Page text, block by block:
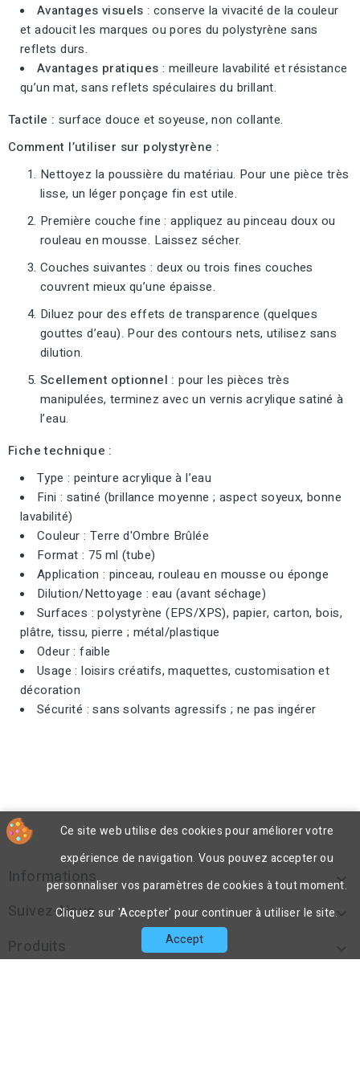
Avantages visuels : conserve la vivacité de la couleur
et adoucit les marques ou pores du polystyrène sans
reflets durs.
Avantages pratiques : meilleure lavabilité et résistance
qu’un mat, sans reflets spéculaires du brillant.
Tactile : surface douce et soyeuse, non collante.
Comment l’utiliser sur polystyrène :
Nettoyez la poussière du matériau. Pour une pièce très
lisse, un léger ponçage fin est utile.
Première couche fine : appliquez au pinceau doux ou
rouleau en mousse. Laissez sécher.
Couches suivantes : deux ou trois fines couches
couvrent mieux qu’une épaisse.
Diluez pour des effets de transparence (quelques
gouttes d’eau). Pour des contours nets, utilisez sans
dilution.
Scellement optionnel : pour les pièces très
manipulées, terminez avec un vernis acrylique satiné à
l’eau.
Fiche technique :
Type : peinture acrylique à l’eau
Fini : satiné (brillance moyenne ; aspect soyeux, bonne
lavabilité)
Couleur : Terre d'Ombre Brûlée
Format : 75 ml (tube)
Application : pinceau, rouleau en mousse ou éponge
Dilution/Nettoyage : eau (avant séchage)
Surfaces : polystyrène (EPS/XPS), papier, carton, bois,
plâtre, tissu, pierre ; métal/plastique
Odeur : faible
Usage : loisirs créatifs, maquettes, customisation et
décoration
Sécurité : sans solvants agressifs ; ne pas ingérer
Informations 
Suivez-Nous 
Produits 
Ce site web utilise des cookies pour améliorer votre
expérience de navigation. Vous pouvez accepter ou
personnaliser vos paramètres de cookies à tout moment.
Cliquez sur 'Accepter' pour continuer à utiliser le site.
Accept